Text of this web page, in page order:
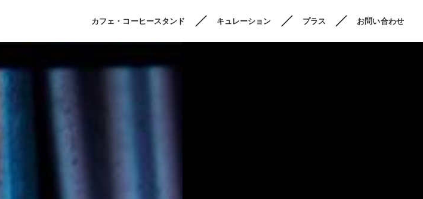
カフェ・コーヒースタンド キュレーション プラス お問い合わせ